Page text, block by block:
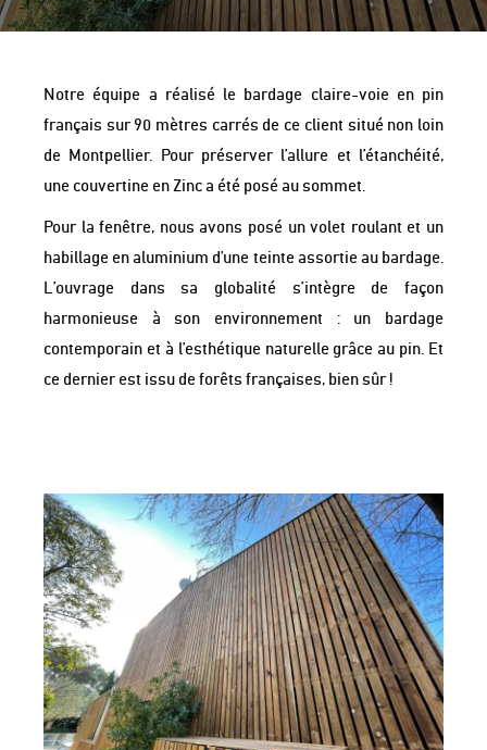
Notre équipe a réalisé le bardage claire-voie en pin
français sur 90 mètres carrés de ce client situé non loin
de Montpellier. Pour préserver l’allure et l’étanchéité,
une couvertine en Zinc a été posé au sommet.
Pour la fenêtre, nous avons posé un volet roulant et un
habillage en aluminium d’une teinte assortie au bardage.
L’ouvrage dans sa globalité s’intègre de façon
harmonieuse à son environnement : un bardage
contemporain et à l’esthétique naturelle grâce au pin. Et
ce dernier est issu de forêts françaises, bien sûr !